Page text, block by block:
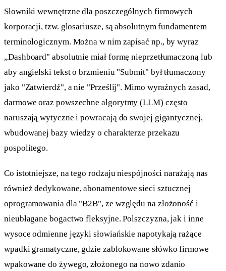
Słowniki wewnętrzne dla poszczególnych firmowych
korporacji, tzw. glosariusze, są absolutnym fundamentem
terminologicznym. Można w nim zapisać np., by wyraz
„Dashboard" absolutnie miał formę nieprzetłumaczoną lub
aby angielski tekst o brzmieniu "Submit" był tłumaczony
jako "Zatwierdź", a nie "Prześlij". Mimo wyraźnych zasad,
darmowe oraz powszechne algorytmy (LLM) często
naruszają wytyczne i powracają do swojej gigantycznej,
wbudowanej bazy wiedzy o charakterze przekazu
pospolitego.
Co istotniejsze, na tego rodzaju niespójności narażają nas
również dedykowane, abonamentowe sieci sztucznej
oprogramowania dla "B2B", ze względu na złożoność i
nieubłagane bogactwo fleksyjne. Polszczyzna, jak i inne
wysoce odmienne języki słowiańskie napotykają rażące
wpadki gramatyczne, gdzie zablokowane słówko firmowe
wpakowane do żywego, złożonego na nowo zdanio